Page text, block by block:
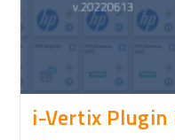
i-Vertix Plugin